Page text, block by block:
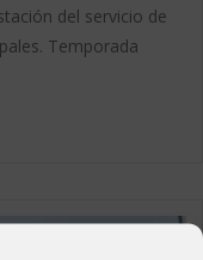
del servicio de
Temporada